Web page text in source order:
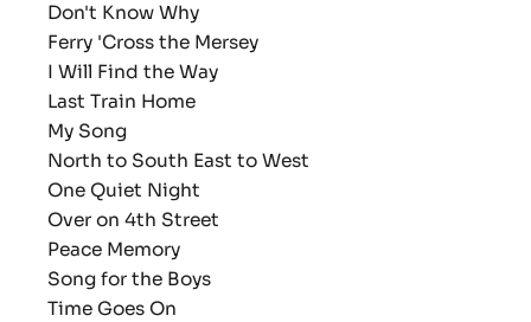
Don't Know Why
Ferry 'Cross the Mersey
I Will Find the Way
Last Train Home
My Song
North to South East to West
One Quiet Night
Over on 4th Street
Peace Memory
Song for the Boys
Time Goes On